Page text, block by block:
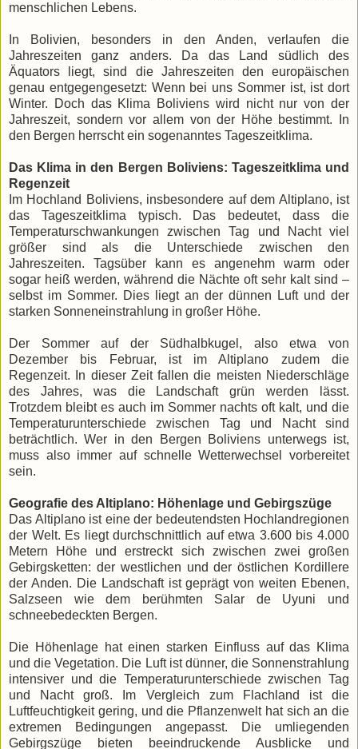
menschlichen Lebens.
In Bolivien, besonders in den Anden, verlaufen die
Jahreszeiten ganz anders. Da das Land südlich des
Äquators liegt, sind die Jahreszeiten den europäischen
genau entgegengesetzt: Wenn bei uns Sommer ist, ist dort
Winter. Doch das Klima Boliviens wird nicht nur von der
Jahreszeit, sondern vor allem von der Höhe bestimmt. In
den Bergen herrscht ein sogenanntes Tageszeitklima.
Das Klima in den Bergen Boliviens: Tageszeitklima und
Regenzeit
Im Hochland Boliviens, insbesondere auf dem Altiplano, ist
das Tageszeitklima typisch. Das bedeutet, dass die
Temperaturschwankungen zwischen Tag und Nacht viel
größer sind als die Unterschiede zwischen den
Jahreszeiten. Tagsüber kann es angenehm warm oder
sogar heiß werden, während die Nächte oft sehr kalt sind –
selbst im Sommer. Dies liegt an der dünnen Luft und der
starken Sonneneinstrahlung in großer Höhe.
Der Sommer auf der Südhalbkugel, also etwa von
Dezember bis Februar, ist im Altiplano zudem die
Regenzeit. In dieser Zeit fallen die meisten Niederschläge
des Jahres, was die Landschaft grün werden lässt.
Trotzdem bleibt es auch im Sommer nachts oft kalt, und die
Temperaturunterschiede zwischen Tag und Nacht sind
beträchtlich. Wer in den Bergen Boliviens unterwegs ist,
muss also immer auf schnelle Wetterwechsel vorbereitet
sein.
Geografie des Altiplano: Höhenlage und Gebirgszüge
Das Altiplano ist eine der bedeutendsten Hochlandregionen
der Welt. Es liegt durchschnittlich auf etwa 3.600 bis 4.000
Metern Höhe und erstreckt sich zwischen zwei großen
Gebirgsketten: der westlichen und der östlichen Kordillere
der Anden. Die Landschaft ist geprägt von weiten Ebenen,
Salzseen wie dem berühmten Salar de Uyuni und
schneebedeckten Bergen.
Die Höhenlage hat einen starken Einfluss auf das Klima
und die Vegetation. Die Luft ist dünner, die Sonnenstrahlung
intensiver und die Temperaturunterschiede zwischen Tag
und Nacht groß. Im Vergleich zum Flachland ist die
Luftfeuchtigkeit gering, und die Pflanzenwelt hat sich an die
extremen Bedingungen angepasst. Die umliegenden
Gebirgszüge bieten beeindruckende Ausblicke und